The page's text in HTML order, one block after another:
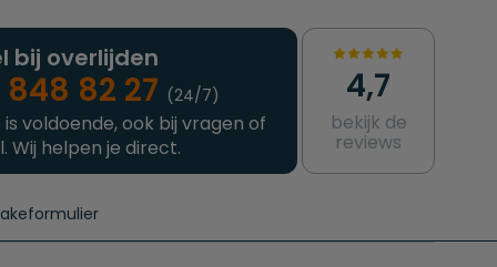
bij overlijden
82 27 (24/7)
voldoende, ook bij vragen of
Wij helpen je direct.
4,7
bekijk de
reviews